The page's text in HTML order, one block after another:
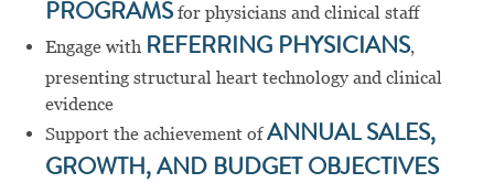
PROGRAMSfor physicians and clinical staff
Engage with REFERRING PHYSICIANS,
presenting structural heart technology and clinical
evidence
Support the achievement ofANNUAL SALES,
GROWTH, AND BUDGET OBJECTIVES